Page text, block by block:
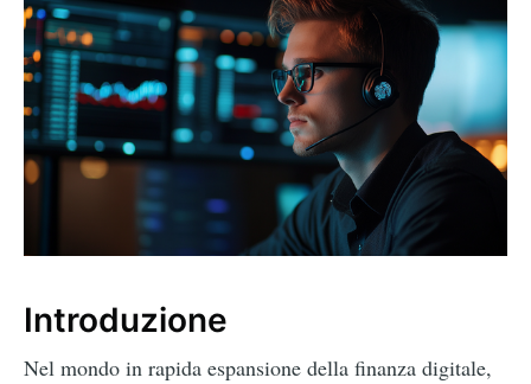
Introduzione
Nel mondo in rapida espansione della finanza digitale,